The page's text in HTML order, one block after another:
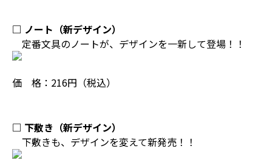
□ ノート（新デザイン）
定番文具のノートが、デザインを一新して登場！！
価 格：216円（税込）
□ 下敷き（新デザイン）
下敷きも、デザインを変えて新発売！！